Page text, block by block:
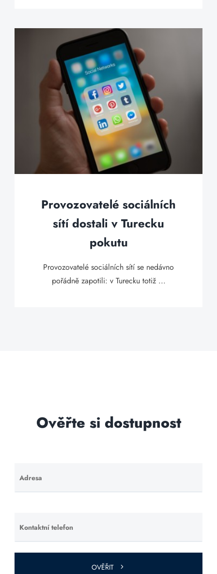
Provozovatelé sociálních
sítí dostali v Turecku
pokutu
Provozovatelé sociálních sítí se nedávno
pořádně zapotili: v Turecku totiž ...
Ověřte si dostupnost
Adresa
Ponechte
toto pole
Kontaktní telefon
Ponechte
toto pole
prázdné.
OVĚŘIT